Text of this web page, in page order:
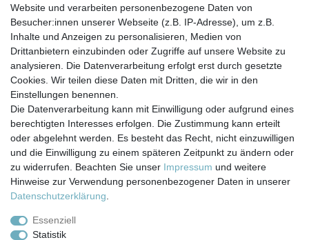
ab 1,50 € *
Artikel anzeigen
*inkl. ges. MwSt.zzgl. Versandkosten
Impressum Daten­schutz­erklärung AGB
Barrierefreiheitserklärung Widerrufs­recht
Website und verarbeiten personenbezogene Daten von
Besucher:innen unserer Webseite (z.B. IP-Adresse), um z.B.
Inhalte und Anzeigen zu personalisieren, Medien von
Drittanbietern einzubinden oder Zugriffe auf unsere Website zu
analysieren. Die Datenverarbeitung erfolgt erst durch gesetzte
Cookies. Wir teilen diese Daten mit Dritten, die wir in den
Einstellungen benennen.
Die Datenverarbeitung kann mit Einwilligung oder aufgrund eines
berechtigten Interesses erfolgen. Die Zustimmung kann erteilt
oder abgelehnt werden. Es besteht das Recht, nicht einzuwilligen
und die Einwilligung zu einem späteren Zeitpunkt zu ändern oder
zu widerrufen. Beachten Sie unser Impressum und weitere
Hinweise zur Verwendung personenbezogener Daten in unserer
Daten­schutz­erklärung
Essenziell
Statistik